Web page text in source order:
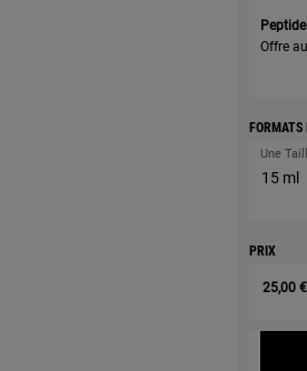
Offre
FORMATS
Une
15 ml
PRIX
25,00 €